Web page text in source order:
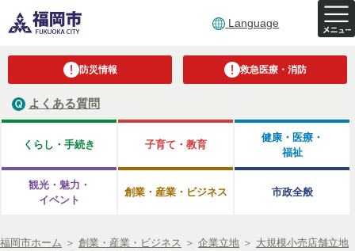
Language
防災情報 救急医療・消防
よくある質問
くらし・手続き 子育て・教育
健康・医療・
福祉
観光・魅力・
イベント
創業・産業・ビジネス 市政全般
福岡市ホーム ＞ 創業・産業・ビジネス ＞ 企業立地 ＞ 大規模小売店舗立地